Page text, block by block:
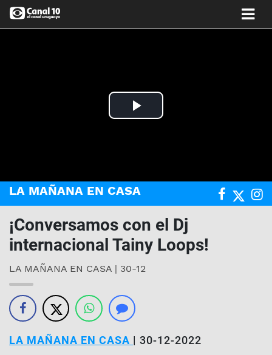
Play
LA MAÑANA EN CASA
¡Conversamos con el Dj
internacional Tainy Loops!
LA MAÑANA EN CASA | 30-12
LA MAÑANA EN CASA | 30-12-2022